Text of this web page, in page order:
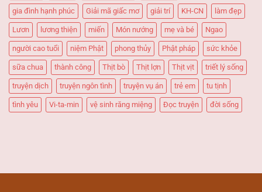
gia đình hạnh phúc Giải mã giấc mơ giải trí KH-CN làm đẹp
Lươn lương thiện miến Món nướng mẹ và bé Ngao
người cao tuổi niệm Phật phong thủy Phật pháp sức khỏe
sữa chua thành công Thịt bò Thịt lợn Thịt vịt triết lý sống
truyện dịch truyện ngôn tình truyện vụ án trẻ em tu tịnh
tình yêu Vi-ta-min vệ sinh răng miệng Đọc truyện đời sống